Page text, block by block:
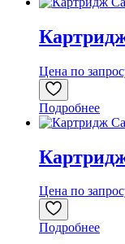
Цена по
Подробнее
Цена по
Подробнее